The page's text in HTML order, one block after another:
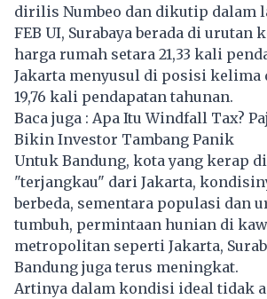
dirilis Numbeo dan dikutip dalam
FEB UI, Surabaya berada di urutan
harga rumah setara 21,33 kali
Jakarta menyusul di posisi kelima
19,76 kali pendapatan tahunan.
Baca juga : Apa Itu Windfall Tax?
Bikin Investor Tambang Panik
Untuk Bandung, kota yang kerap
"terjangkau" dari Jakarta,
berbeda, sementara populasi dan
tumbuh, permintaan hunian di
metropolitan seperti Jakarta,
Bandung juga terus meningkat.
Artinya dalam kondisi ideal tidak